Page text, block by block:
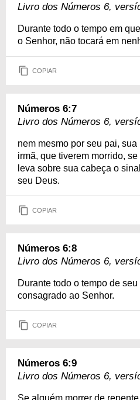
Livro dos Números 6,
Durante todo o tempo em
o Senhor, não tocará em
COPIAR
Números 6:7
Livro dos Números 6,
nem mesmo por seu pai,
irmã, que tiverem morrido,
leva sobre sua cabeça o
seu Deus.
COPIAR
Números 6:8
Livro dos Números 6,
Durante todo o tempo de
consagrado ao Senhor.
COPIAR
Números 6:9
Livro dos Números 6,
Se alguém morrer de